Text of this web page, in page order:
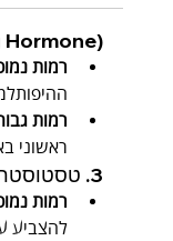
Hormone)
רמות
רמות
ראשוני
3. טסטוסטרון (Testosterone)
רמות
להצביע